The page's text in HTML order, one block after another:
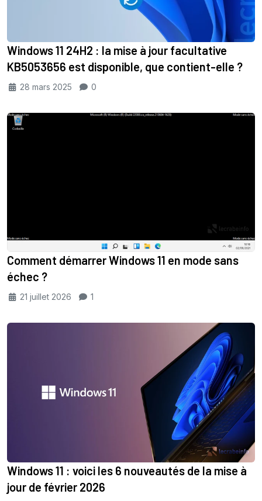
Windows 11 24H2 : la mise à jour facultative
KB5053656 est disponible, que contient-elle ?
28 mars 2025 0
Comment démarrer Windows 11 en mode sans
échec ?
21 juillet 2026 1
Windows 11 : voici les 6 nouveautés de la mise à
jour de février 2026